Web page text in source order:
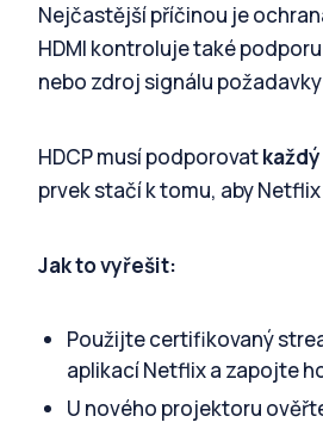
Nejčastější příčinou je
HDMI kontroluje také podporu
nebo zdroj signálu
HDCP musí podporovat
prvek stačí k tomu, aby
Jak to vyřešit:
Použijte certifikovaný
aplikací Netflix a zapojte
U nového projektoru